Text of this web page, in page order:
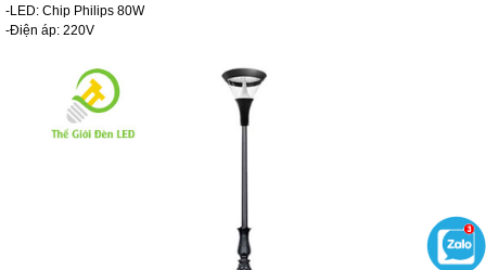
-LED: Chip Philips 80W
-Điện áp: 220V